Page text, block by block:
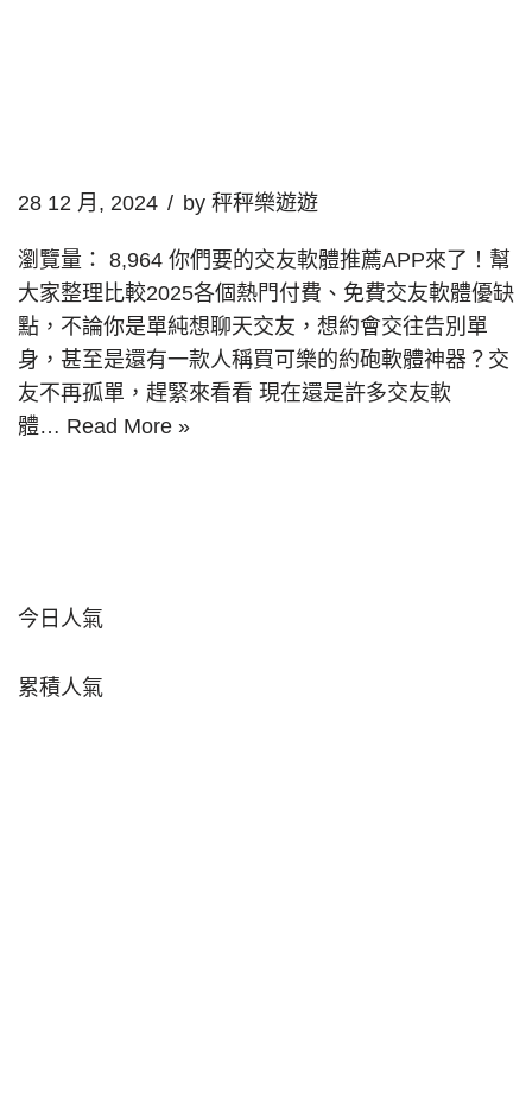
28 12 月, 2024 by 秤秤樂遊遊
瀏覽量： 8,964 你們要的交友軟體推薦APP來了！幫
大家整理比較2025各個熱門付費、免費交友軟體優缺
點，不論你是單純想聊天交友，想約會交往告別單
身，甚至是還有一款人稱買可樂的約砲軟體神器？交
友不再孤單，趕緊來看看 現在還是許多交友軟
體… Read More »
今日人氣
累積人氣